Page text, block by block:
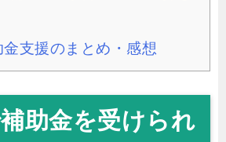
支援のまとめ・感想
助金を受けられ